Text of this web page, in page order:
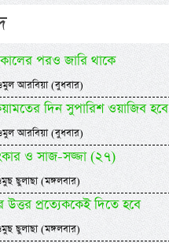
পরও জারি থাকে
আরবিয়া (বুধবার)
দিন সুপারিশ ওয়াজিব হবে
আরবিয়া (বুধবার)
ও সাজ-সজ্জা (২৭)
ছুলাছা (মঙ্গলবার)
উত্তর প্রত্যেককেই দিতে হবে
ছুলাছা (মঙ্গলবার)